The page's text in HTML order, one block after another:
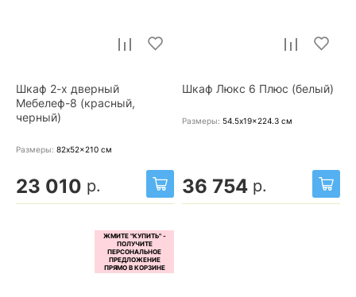
Шкаф 2-х дверный
Мебелеф-8 (красный,
черный)
Размеры: 82x52x210 см
23 010 р.
Шкаф Люкс 6 Плюс (белый)
Размеры: 54.5x19x224.3 см
36 754 р.